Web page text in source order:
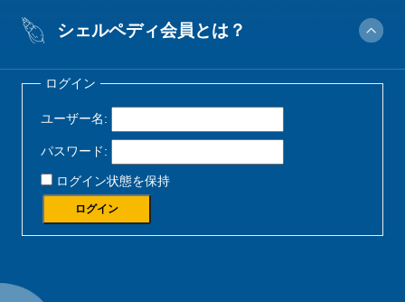
シェルペディ会員とは？
ログイン
ユーザー名:
パスワード:
ログイン状態を保持
ログイン